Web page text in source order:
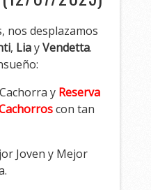
nos desplazamos
, LiayVendetta.
y Reserva
con tan
Joven y Mejor